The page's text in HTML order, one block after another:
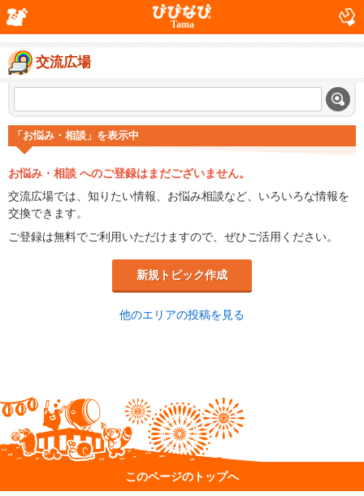
Tama
交流広場
「お悩み・相談」を表示中
お悩み・相談 へのご登録はまだございません。
交流広場では、知りたい情報、お悩み相談など、いろいろな情報を
交換できます。
ご登録は無料でご利用いただけますので、ぜひご活用ください。
新規トピック作成
他のエリアの投稿を見る
このページのトップへ